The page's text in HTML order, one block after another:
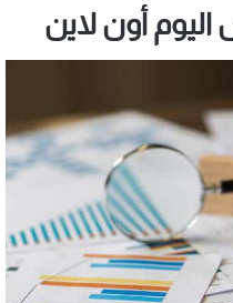
أون لاين